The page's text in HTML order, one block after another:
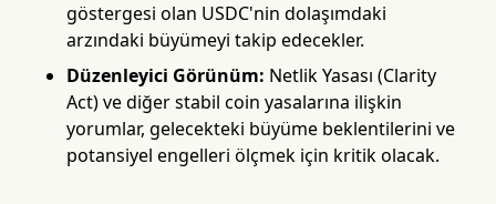
göstergesi olan USDC'nin dolaşımdaki
arzındaki büyümeyi takip edecekler.
Düzenleyici Görünüm: Netlik Yasası (Clarity
Act) ve diğer stabil coin yasalarına ilişkin
yorumlar, gelecekteki büyüme beklentilerini ve
potansiyel engelleri ölçmek için kritik olacak.